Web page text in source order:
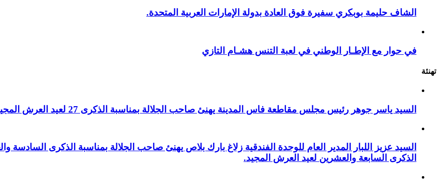
الشاف حليمة بوبكري سفيرة فوق العادة بدولة الإمارات العربية المتحدة.
في حوار مع الإطـار الوطني في لعبة التنس هشـام التازي
تهنئة
السيد ياسر جوهر رئيس مجلس مقاطعة فاس المدينة يهنئ صاحب الجلالة بمناسبة الذكرى 27 لعيد العرش المجيد.
السيد عزيز اللبار المدير العام للوحدة الفندقية زلاغ بارك بلاص يهنئ صاحب الجلالة بمناسبة الذكرى
الذكرى السابعة والعشرين لعيد العرش المجيد.